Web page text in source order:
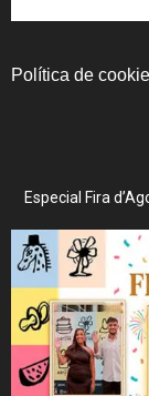
Política de
Especial Fira